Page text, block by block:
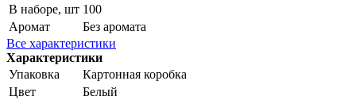
В наборе, шт 100
Аромат
Без аромата
Все характеристики
Характеристики
Упаковка
Картонная коробка
Цвет
Белый